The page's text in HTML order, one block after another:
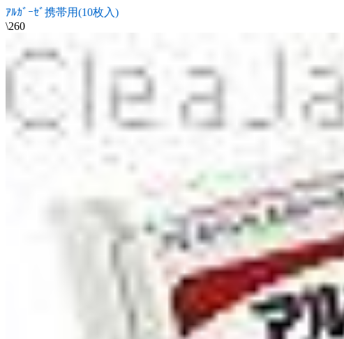
ｱﾙｶﾞｰｾﾞ携帯用(10枚入)
\260